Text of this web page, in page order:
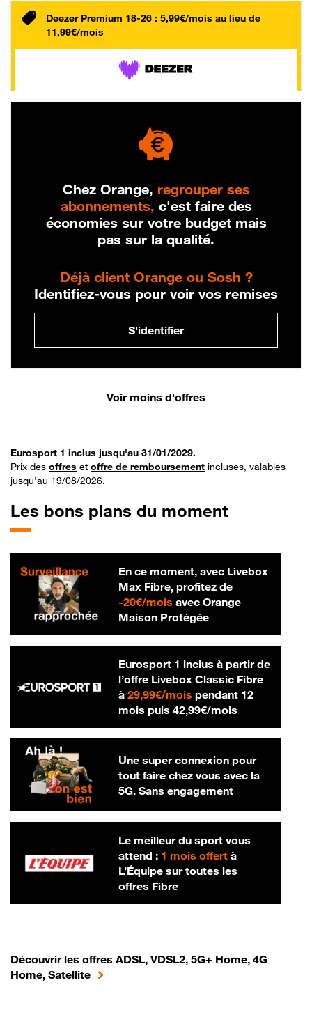
Deezer Premium 18-26 : 5,99€/mois au lieu de
11,99€/mois
Chez Orange, regrouper ses
abonnements, c'est faire des
économies sur votre budget mais
pas sur la qualité.
Déjà client Orange ou Sosh ?
Identifiez-vous pour voir vos remises
S'identifier
Voir moins d'offres
Eurosport 1 inclus jusqu'au 31/01/2029.
Prix des offres et offre de remboursement incluses, valables
jusqu’au 19/08/2026.
Les bons plans du moment
En ce moment, avec Livebox
Max Fibre, profitez de
-20€/mois20 € par mois
avec Orange
Maison Protégée
Eurosport 1 inclus à partir de
l’offre Livebox Classic Fibre
à 29,99€/mois29,99 € par mois
pendant 12
mois puis 42,99€/mois42,99 € par
Une super connexion pour
tout faire chez vous avec la
5G. Sans engagement
Le meilleur du sport vous
attend : 1 mois offertà
L’Équipe sur toutes les
offres Fibre
Découvrir les offres ADSL, VDSL2, 5G+ Home, 4G
Home, Satellite